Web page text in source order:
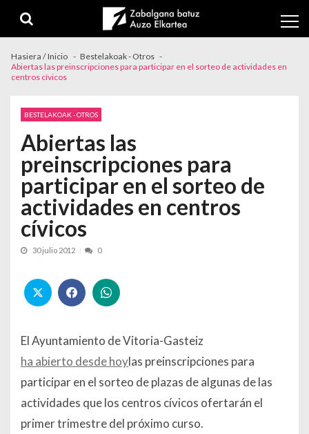
Hasiera / Inicio
Bestelakoak - Otros
Abiertas las preinscripciones para participar en el sorteo de actividades en
centros cívicos
BESTELAKOAK - OTROS
Abiertas las
preinscripciones para
participar en el sorteo de
actividades en centros
cívicos
30 julio 2012 0
El Ayuntamiento de Vitoria-Gasteiz
ha abierto desde hoylas preinscripciones para
participar en el sorteo de plazas de algunas de las
actividades que los centros cívicos ofertarán el
primer trimestre del próximo curso.